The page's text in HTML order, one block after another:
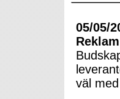
05/05/
väl